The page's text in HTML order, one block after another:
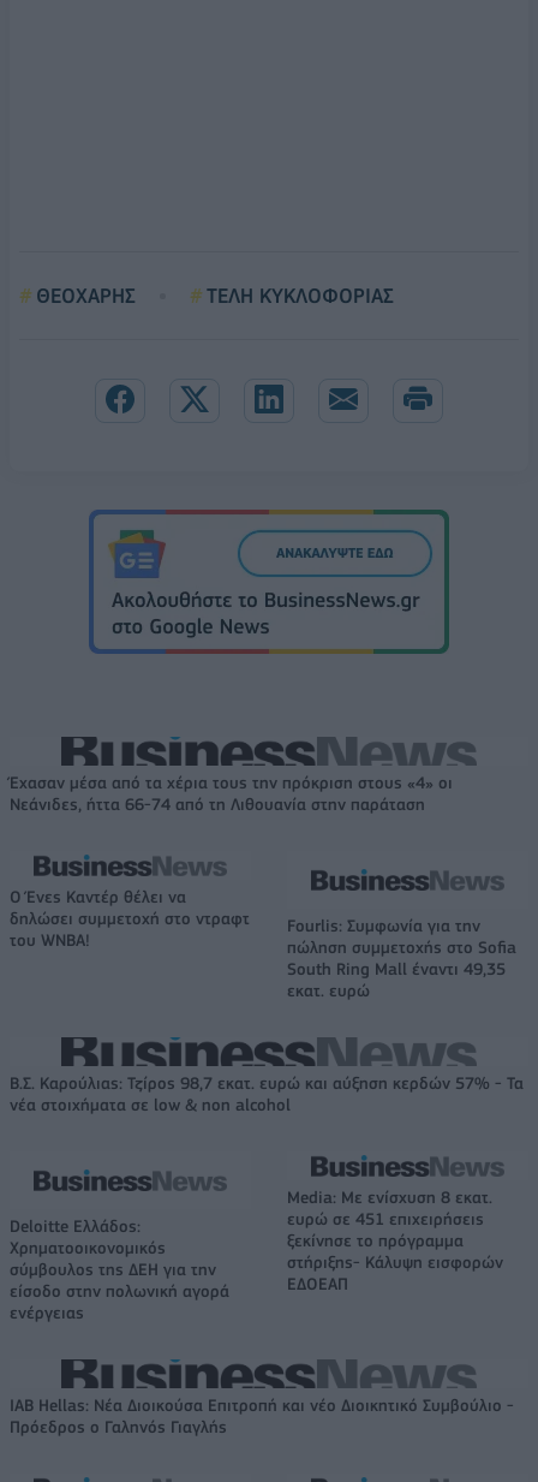
ΘΕΟΧΑΡΗΣ ΤΕΛΗ ΚΥΚΛΟΦΟΡΙΑΣ
Έχασαν μέσα από τα χέρια τους την πρόκριση στους «4» οι
Νεάνιδες, ήττα 66-74 από τη Λιθουανία στην παράταση
Ο Ένες Καντέρ θέλει να
δηλώσει συμμετοχή στο ντραφτ
του WNBA!
Fourlis: Συμφωνία για την
πώληση συμμετοχής στο Sofia
South Ring Mall έναντι 49,35
εκατ. ευρώ
Β.Σ. Καρούλιας: Τζίρος 98,7 εκατ. ευρώ και αύξηση κερδών 57% - Τα
νέα στοιχήματα σε low & non alcohol
Deloitte Ελλάδος:
Χρηματοοικονομικός
σύμβουλος της ΔΕΗ για την
είσοδο στην πολωνική αγορά
ενέργειας
Media: Με ενίσχυση 8 εκατ.
ευρώ σε 451 επιχειρήσεις
ξεκίνησε το πρόγραμμα
στήριξης- Κάλυψη εισφορών
ΕΔΟΕΑΠ
IAB Hellas: Νέα Διοικούσα Επιτροπή και νέο Διοικητικό Συμβούλιο -
Πρόεδρος ο Γαληνός Γιαγλής